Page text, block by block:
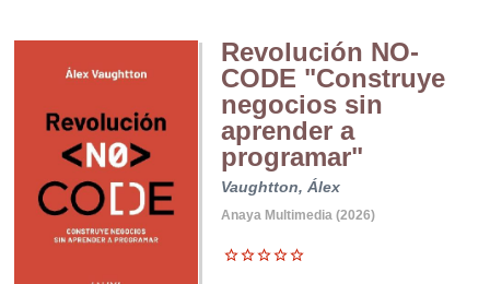
Revolución NO-
CODE "Construye
negocios sin
aprender a
programar"
Vaughtton, Álex
Anaya Multimedia (2026)